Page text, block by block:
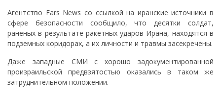
Агентство Fars News со ссылкой на иранские источники в
сфере безопасности сообщило, что десятки солдат,
раненых в результате ракетных ударов Ирана, находятся в
подземных коридорах, а их личности и травмы засекречены.
Даже западные СМИ с хорошо задокументированной
произраильской предвзятостью оказались в таком же
затруднительном положении.